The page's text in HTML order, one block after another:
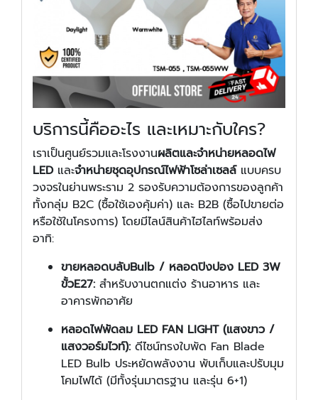
บริการนี้คืออะไร และเหมาะกับใคร?
เราเป็นศูนย์รวมและโรงงานผลิตและจำหน่ายหลอดไฟ
LEDและจำหน่ายชุดอุปกรณ์ไฟฟ้าโซล่าเซลล์แบบครบ
วงจรในย่านพระราม 2 รองรับความต้องการของลูกค้า
ทั้งกลุ่ม B2C (ซื้อใช้เองคุ้มค่า) และ B2B (ซื้อไปขายต่อ
หรือใช้ในโครงการ) โดยมีไลน์สินค้าไฮไลท์พร้อมส่ง
อาทิ:
ขายหลอดบลับBulb / หลอดปิงปอง LED 3W
ขั้วE27: สำหรับงานตกแต่ง ร้านอาหาร และ
อาคารพักอาศัย
หลอดไฟพัดลม LED FAN LIGHT (แสงขาว /
แสงวอร์มไวท์): ดีไซน์ทรงใบพัด Fan Blade
LED Bulb ประหยัดพลังงาน พับเก็บและปรับมุม
โคมไฟได้ (มีทั้งรุ่นมาตรฐาน และรุ่น 6+1)